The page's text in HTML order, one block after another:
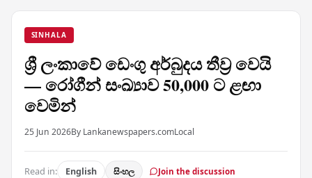
SINHALA
ශ්‍රී ලංකාවේ ඩෙංගු අර්බුදය තීව්‍ර වෙයි
— රෝගීන් සංඛ්‍යාව 50,000 ට ළඟා
වෙමින්
25 Jun 2026By Lankanewspapers.comLocal
Read in: English සිංහල Join the discussion